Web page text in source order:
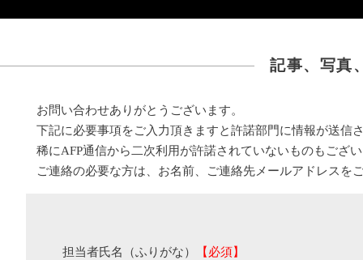
記事、写真
お問い合わせありがとうございます。
下記に必要事項をご入力頂きますと許諾部門に情報が送信
稀にAFP通信から二次利用が許諾されていないものもござ
ご連絡の必要な方は、お名前、ご連絡先メールアドレスを
担当者氏名（ふりがな） 【必須】